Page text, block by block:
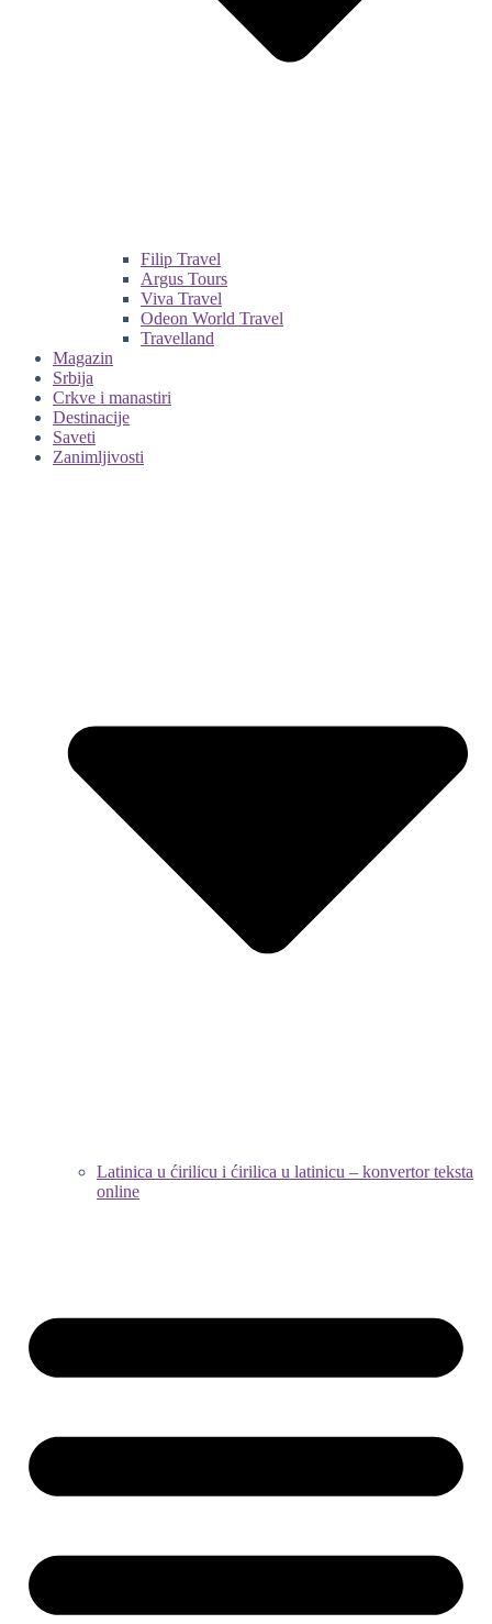
Filip Travel
Argus Tours
Viva Travel
Odeon World Travel
Travelland
Magazin
Srbija
Crkve i manastiri
Destinacije
Saveti
Zanimljivosti
Latinica u ćirilicu i ćirilica u latinicu – konvertor teksta
online